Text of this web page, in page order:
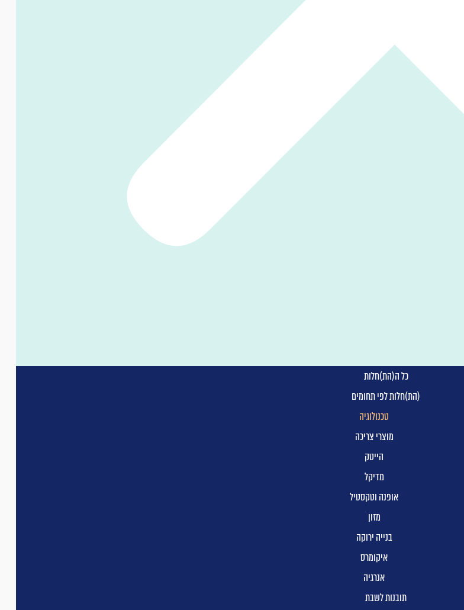
כל ה(הת)חלות
(הת)חלות לפי תחומים
טכנולוגיה
מוצרי צריכה
הייטק
מדיקל
אופנה וטקסטיל
מזון
בנייה ירוקה
איקומרס
אנרגיה
תובנות לשבת